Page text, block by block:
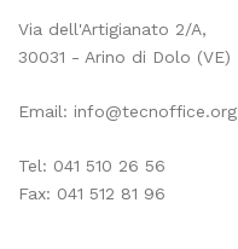
Via dell'Artigianato 2/A,
30031 - Arino di Dolo (VE)
Email: info@tecnoffice.org
Tel: 041 510 26 56
Fax: 041 512 81 96